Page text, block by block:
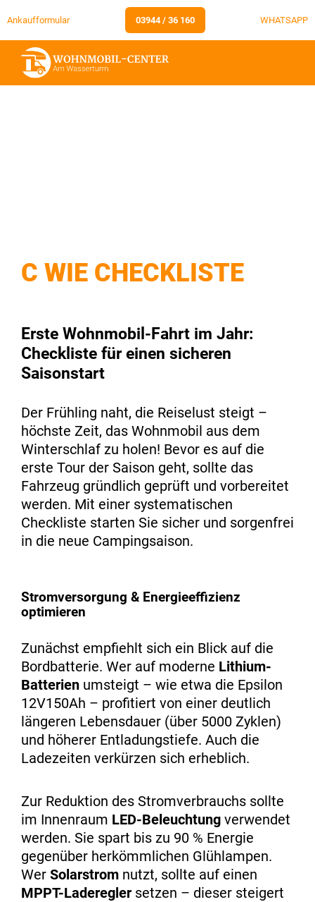
Ankaufformular 03944 / 36 160 WHATSAPP
C WIE CHECKLISTE
Erste Wohnmobil-Fahrt im Jahr:
Checkliste für einen sicheren
Saisonstart
Der Frühling naht, die Reiselust steigt –
höchste Zeit, das Wohnmobil aus dem
Winterschlaf zu holen! Bevor es auf die
erste Tour der Saison geht, sollte das
Fahrzeug gründlich geprüft und vorbereitet
werden. Mit einer systematischen
Checkliste starten Sie sicher und sorgenfrei
in die neue Campingsaison.
Stromversorgung & Energieeffizienz
optimieren
Zunächst empfiehlt sich ein Blick auf die
Bordbatterie. Wer auf moderne Lithium-
Batterien umsteigt – wie etwa die Epsilon
12V150Ah – profitiert von einer deutlich
längeren Lebensdauer (über 5000 Zyklen)
und höherer Entladungstiefe. Auch die
Ladezeiten verkürzen sich erheblich.
Zur Reduktion des Stromverbrauchs sollte
im Innenraum LED-Beleuchtung verwendet
werden. Sie spart bis zu 90 % Energie
gegenüber herkömmlichen Glühlampen.
Wer Solarstrom nutzt, sollte auf einen
MPPT-Laderegler setzen – dieser steigert